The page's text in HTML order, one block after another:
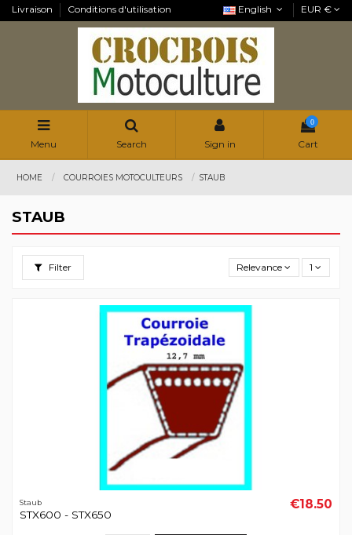
Livraison Conditions d'utilisation English EUR €
Menu Search Sign in
0
Cart
HOME COURROIES MOTOCULTEURS STAUB
STAUB
Filter Relevance 1
Staub
STX600 - STX650
€18.50